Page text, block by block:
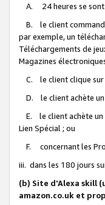
A. 24 heures se sont
B. le client
par exemple, un
Téléchargements de
Magazines
C. le client clique sur
D. le client achète un
E. le client achète un
Lien Spécial ; ou
F. concernant les
iii. dans les 180 jours
(b) Site d'Alexa skill
amazon.co.uk et